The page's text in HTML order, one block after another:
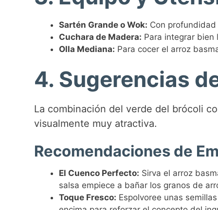
Sartén Grande o Wok: Con
Cuchara de Madera: Para integrar bien
Olla Mediana: Para cocer el arroz
4. Sugerencias
La combinación del verde del brócoli
visualmente muy atractiva.
Recomendaciones de
El Cuenco Perfecto: Sirva el arroz
salsa empiece a bañar los granos de
Toque Fresco: Espolvoree unas